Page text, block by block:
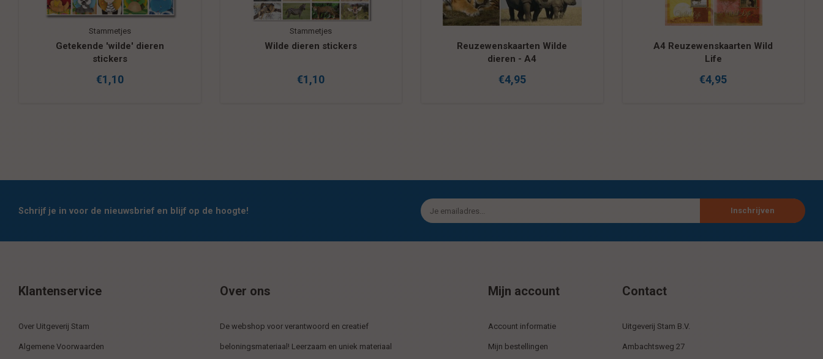
Stammetjes
Getekende 'wilde' dieren
stickers
€1,10
Stammetjes
Wilde dieren stickers
€1,10
Reuzewenskaarten Wilde
dieren - A4
€4,95
A4 Reuzewenskaarten Wild
Life
€4,95
Schrijf je in voor de nieuwsbrief en blijf op de hoogte! Inschrijven
Klantenservice
Over Uitgeverij Stam
Algemene Voorwaarden
Over ons
De webshop voor verantwoord en creatief
beloningsmateriaal! Leerzaam en uniek materiaal
Mijn account
Account informatie
Mijn bestellingen
Contact
Uitgeverij Stam B.V.
Ambachtsweg 27